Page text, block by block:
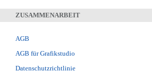
ZUSAMMENARBEIT
AGB
AGB für Grafikstudio
Datenschutzrichtlinie